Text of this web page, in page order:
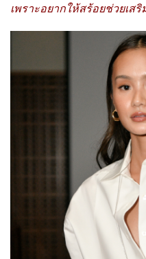
เพราะอยากให้สร้อยช่วยเส